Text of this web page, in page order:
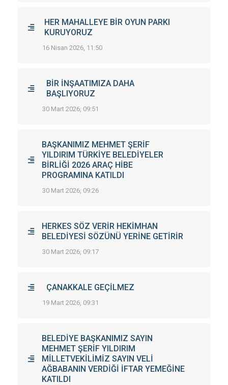
HER MAHALLEYE BİR OYUN PARKI
KURUYORUZ
16 Nisan 2026, 11:50
BİR İNŞAATIMIZA DAHA
BAŞLIYORUZ
30 Mart 2026, 09:51
BAŞKANIMIZ MEHMET ŞERİF
YILDIRIM TÜRKİYE BELEDİYELER
BİRLİĞİ 2026 ARAÇ HİBE
PROGRAMINA KATILDI
30 Mart 2026, 09:26
HERKES SÖZ VERİR HEKİMHAN
BELEDİYESİ SÖZÜNÜ YERİNE GETİRİR
30 Mart 2026, 09:17
ÇANAKKALE GEÇİLMEZ
19 Mart 2026, 09:31
BELEDİYE BAŞKANIMIZ SAYIN
MEHMET ŞERİF YILDIRIM
MİLLETVEKİLİMİZ SAYIN VELİ
AĞBABANIN VERDİĞİ İFTAR YEMEĞİNE
KATILDI